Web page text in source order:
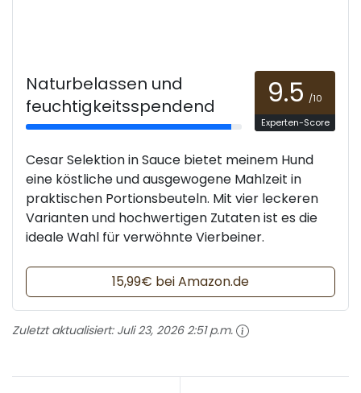
Naturbelassen und
feuchtigkeitsspendend
9.5 /10
Experten-Score
Cesar Selektion in Sauce bietet meinem Hund
eine köstliche und ausgewogene Mahlzeit in
praktischen Portionsbeuteln. Mit vier leckeren
Varianten und hochwertigen Zutaten ist es die
ideale Wahl für verwöhnte Vierbeiner.
15,99€ bei Amazon.de
Zuletzt aktualisiert: Juli 23, 2026 2:51 p.m.